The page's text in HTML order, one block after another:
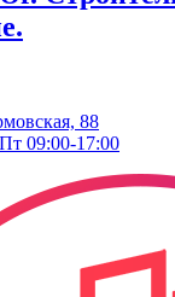
88
09:00-17:00